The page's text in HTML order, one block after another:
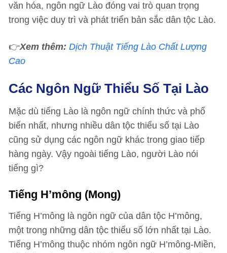
văn hóa, ngôn ngữ Lào đóng vai trò quan trọng
trong việc duy trì và phát triển bản sắc dân tộc Lào.
👉Xem thêm: Dịch Thuật Tiếng Lào Chất Lượng
Cao
Các Ngôn Ngữ Thiểu Số Tại Lào
Mặc dù tiếng Lào là ngôn ngữ chính thức và phổ
biến nhất, nhưng nhiều dân tộc thiểu số tại Lào
cũng sử dụng các ngôn ngữ khác trong giao tiếp
hàng ngày. Vậy ngoài tiếng Lào, người Lào nói
tiếng gì?
Tiếng H’mông (Mong)
Tiếng H’mông là ngôn ngữ của dân tộc H’mông,
một trong những dân tộc thiểu số lớn nhất tại Lào.
Tiếng H’mông thuộc nhóm ngôn ngữ H’mông-Miền,